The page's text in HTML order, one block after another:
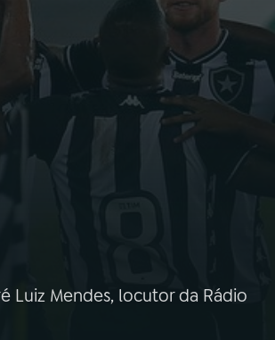
Luiz Mendes, locutor da Rádio